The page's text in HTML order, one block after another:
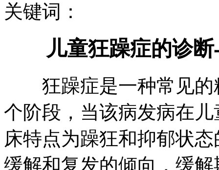
关键词：
儿童狂躁症的诊断
狂躁症是一种常见的
个阶段，当该病发病在
床特点为躁狂和抑郁状
缓解和复发的倾向，缓